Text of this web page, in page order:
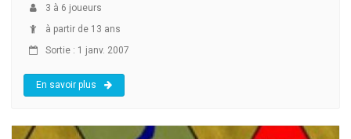
3 à 6 joueurs
à partir de 13 ans
Sortie : 1 janv. 2007
En savoir plus